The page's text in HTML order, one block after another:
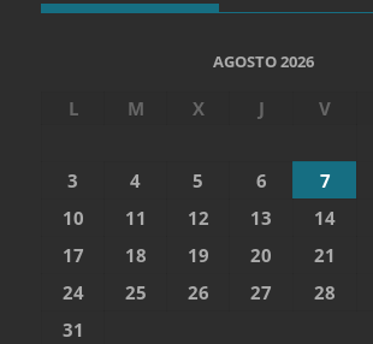
AGOSTO 2026
L M X J V
3
4 5 6 7
10
11 12 13 14
17
18 19 20 21
24
25 26 27 28
31